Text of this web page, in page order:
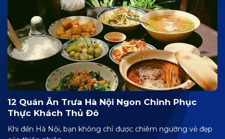
12 Quán Ăn Trưa Hà Nội Ngon Chinh Phục
Thực Khách Thủ Đô
Khi đến Hà Nội, bạn không chỉ được chiêm ngưỡng vẻ đẹp